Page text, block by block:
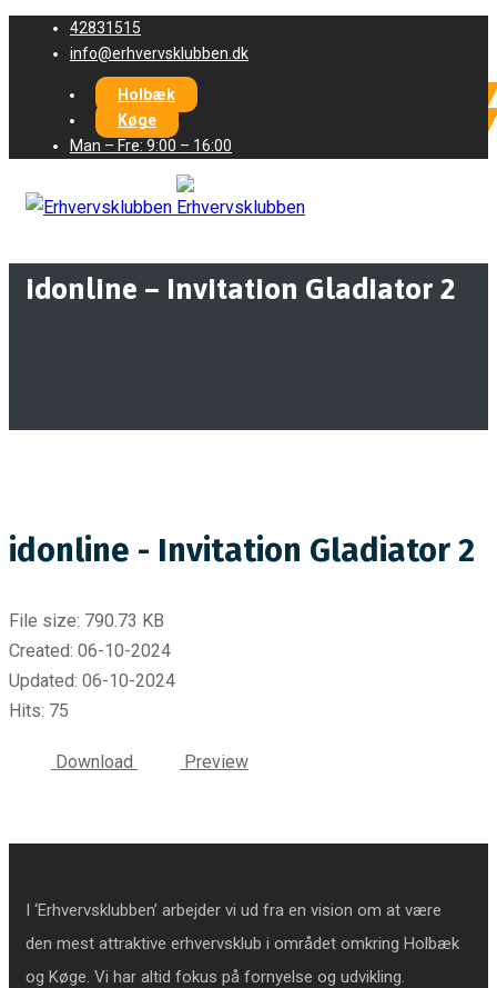
42831515
info@erhvervsklubben.dk
Holbæk
Køge
Man – Fre: 9:00 – 16:00
idonline – Invitation Gladiator 2
idonline - Invitation Gladiator 2
File size: 790.73 KB
Created: 06-10-2024
Updated: 06-10-2024
Hits: 75
Download Preview
I ‘Erhvervsklubben’ arbejder vi ud fra en vision om at være
den mest attraktive erhvervsklub i området omkring Holbæk
og Køge. Vi har altid fokus på fornyelse og udvikling.